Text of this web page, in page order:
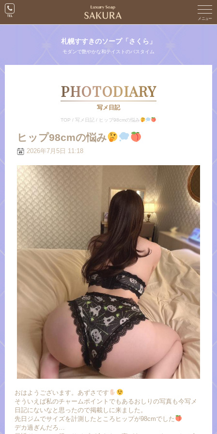
札幌すすきのソープ「さくら」
モダンで艶やかな和テイストのバスタイム
PHOTODIARY
写メ日記
TOP / 写メ日記 / ヒップ98cmの悩み
ヒップ98cmの悩み
2026年7月5日 11:18
おはようございます。あずさです
そういえば私のチャームポイントでもあるおしりの写真も今写メ
日記にないなと思ったので掲載しに来ました。
先日ジムでサイズを計測したところヒップが98cmでした
デカ過ぎんだろ…